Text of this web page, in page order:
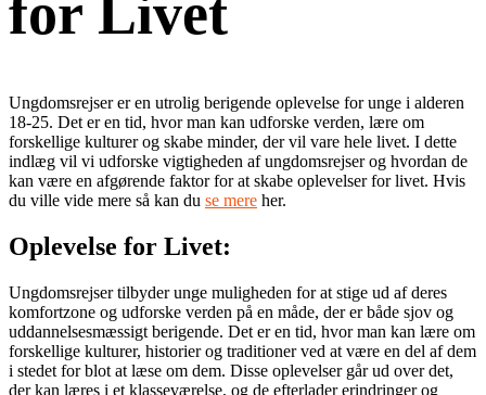
for Livet
Ungdomsrejser er en utrolig berigende oplevelse for unge i alderen
18-25. Det er en tid, hvor man kan udforske verden, lære om
forskellige kulturer og skabe minder, der vil vare hele livet. I dette
indlæg vil vi udforske vigtigheden af ungdomsrejser og hvordan de
kan være en afgørende faktor for at skabe oplevelser for livet. Hvis
du ville vide mere så kan du se mere her.
Oplevelse for Livet:
Ungdomsrejser tilbyder unge muligheden for at stige ud af deres
komfortzone og udforske verden på en måde, der er både sjov og
uddannelsesmæssigt berigende. Det er en tid, hvor man kan lære om
forskellige kulturer, historier og traditioner ved at være en del af dem
i stedet for blot at læse om dem. Disse oplevelser går ud over det,
der kan læres i et klasseværelse, og de efterlader erindringer og